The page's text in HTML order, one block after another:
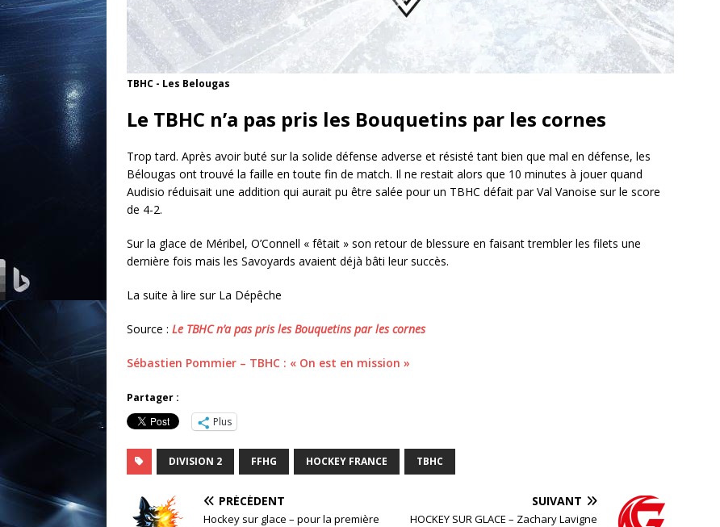
TBHC - Les Belougas
Le TBHC n’a pas pris les Bouquetins par les cornes
Trop tard. Après avoir buté sur la solide défense adverse et résisté tant bien que mal en défense, les
Bélougas ont trouvé la faille en toute fin de match. Il ne restait alors que 10 minutes à jouer quand
Audisio réduisait une addition qui aurait pu être salée pour un TBHC défait par Val Vanoise sur le score
de 4-2.
Sur la glace de Méribel, O’Connell « fêtait » son retour de blessure en faisant trembler les filets une
dernière fois mais les Savoyards avaient déjà bâti leur succès.
La suite à lire sur La Dépêche
Source : Le TBHC n’a pas pris les Bouquetins par les cornes
Sébastien Pommier – TBHC : « On est en mission »
Partager :
Plus
DIVISION 2 FFHG HOCKEY FRANCE TBHC
PRÉCÉDENT
Hockey sur glace – pour la première
SUIVANT
HOCKEY SUR GLACE – Zachary Lavigne